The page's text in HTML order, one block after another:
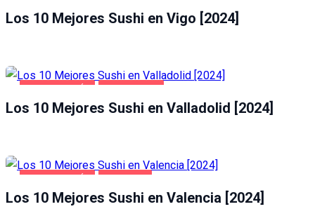
Los 10 Mejores Sushi en Vigo [2024]
Los 10 Mejores Sushi en Valladolid [2024]
Los 10 Mejores Sushi en Valencia [2024]